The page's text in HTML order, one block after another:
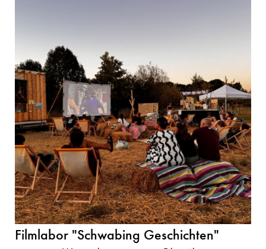
Filmlabor "Schwabing Geschichten"